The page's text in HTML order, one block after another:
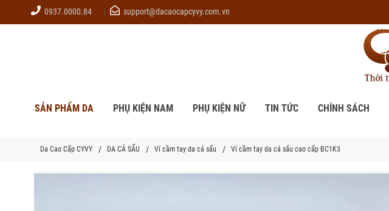
0937.0000.84 support@dacaocapcyvy.com.vn
SẢN PHẨM DA PHỤ KIỆN NAM PHỤ KIỆN NỮ TIN TỨC CHÍNH SÁCH
Da Cao Cấp CYVY DA CÁ SẤU Ví cầm tay da cá sấu Ví cầm tay da cá sấu cao cấp BC1K3